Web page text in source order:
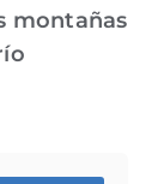
montañas